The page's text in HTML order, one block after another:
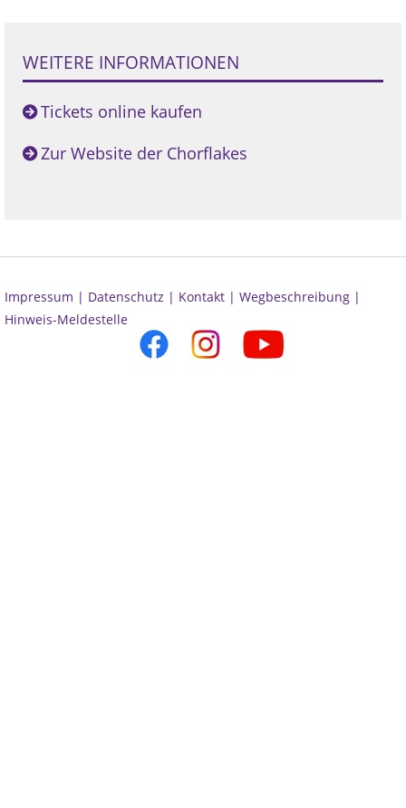
WEITERE INFORMATIONEN
Tickets online kaufen
Zur Website der Chorflakes
Impressum | Datenschutz | Kontakt | Wegbeschreibung |
Hinweis-Meldestelle